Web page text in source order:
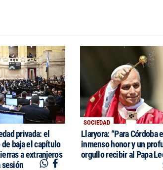
privada: el
baja el capítulo
a extranjeros
sesión
SOCIEDAD
Llaryora: “Para Córdoba
inmenso honor y un
orgullo recibir al Papa